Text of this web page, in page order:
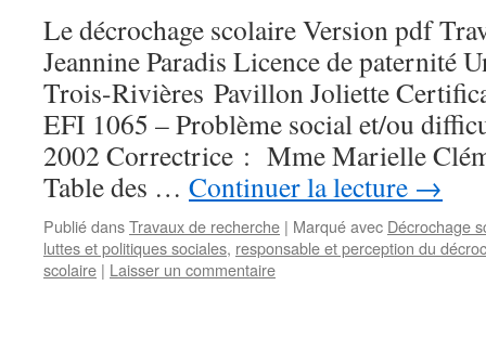
Le décrochage scolaire Version pdf
Jeannine Paradis Licence de paternité
Trois-Rivières Pavillon Joliette
EFI 1065 – Problème social et/ou
2002 Correctrice : Mme Marielle
Table des … Continuer la lecture →
Publié dansTravaux de recherche | Marqué avec Décrochage
luttes et politiques sociales, responsable et perception du
scolaire | Laisser un commentaire